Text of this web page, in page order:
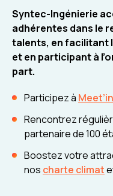
Syntec-Ingénierie
adhérentes dans le
talents, en facilitant
et en participant à
part.
Participez à
Rencontrez
partenaire de 100
Boostez votre
nos charte climat